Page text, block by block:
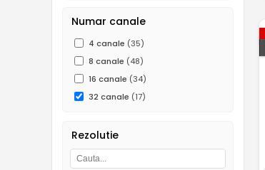
Numar canale
4 canale (35)
8 canale (48)
16 canale (34)
32 canale (17)
Rezolutie